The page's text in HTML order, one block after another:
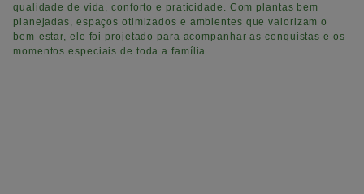
qualidade de vida, conforto e praticidade. Com plantas bem
planejadas, espaços otimizados e ambientes que valorizam o
bem-estar, ele foi projetado para acompanhar as conquistas e os
momentos especiais de toda a família.